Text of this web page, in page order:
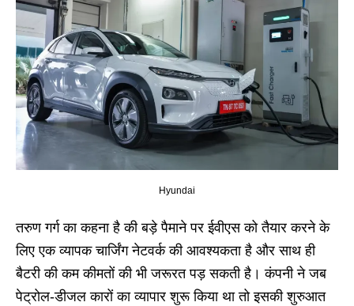
Hyundai
तरुण गर्ग का कहना है की बड़े पैमाने पर ईवीएस को तैयार करने के
लिए एक व्यापक चार्जिंग नेटवर्क की आवश्यकता है और साथ ही
बैटरी की कम कीमतों की भी जरूरत पड़ सकती है। कंपनी ने जब
पेट्रोल-डीजल कारों का व्यापार शुरू किया था तो इसकी शुरुआत